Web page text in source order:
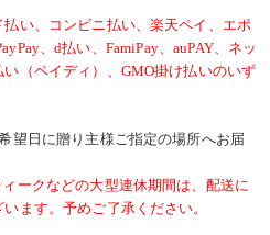
い、コンビニ払い、楽天ペイ、エポ
、d払い、FamiPay、auPAY、ネッ
（ペイディ）、GMO掛け払いのいず
望日に贈り主様ご指定の場所へお届
ークなどの大型連休期間は、配送に
ます。予めご了承ください。